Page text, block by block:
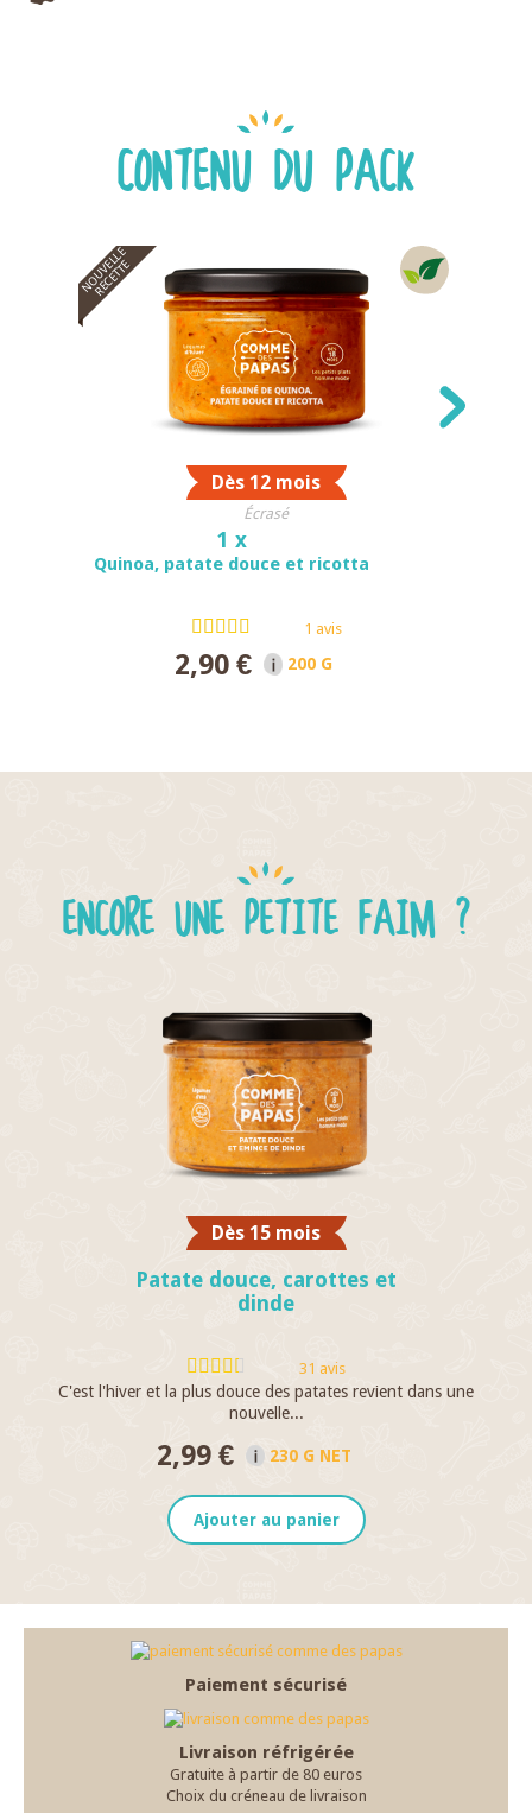
CONTENU DU PACK
NOUVELLE
RECETTE
Dès 12 mois
Écrasé
1 x
Quinoa, patate douce et ricotta
1 avis
2,90 € 200 G NET
ENCORE UNE PETITE FAIM ?
Dès 15 mois
Patate douce, carottes et
dinde
31 avis
C'est l'hiver et la plus douce des patates revient dans une
nouvelle...
2,99 € 230 G NET
Ajouter au panier
Paiement sécurisé
Livraison réfrigérée
Gratuite à partir de 80 euros
Choix du créneau de livraison